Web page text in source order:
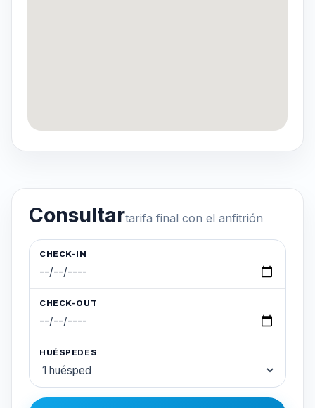
Consultartarifa final con el anfitrión
CHECK-IN
CHECK-OUT
HUÉSPEDES